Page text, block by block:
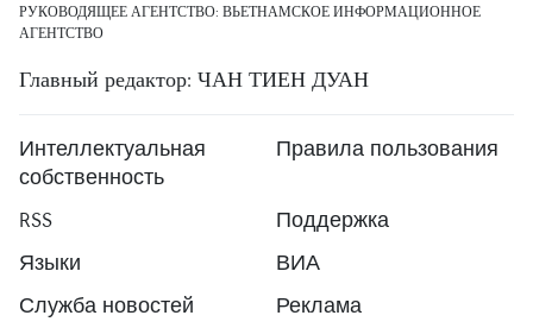
РУКОВОДЯЩЕЕ АГЕНТСТВО: ВЬЕТНАМСКОЕ ИНФОРМАЦИОННОЕ
АГЕНТСТВО
Главный редактор: ЧАН ТИЕН ДУАН
Интеллектуальная
собственность
Правила пользования
RSS
Поддержка
Языки
ВИА
Служба новостей
Реклама